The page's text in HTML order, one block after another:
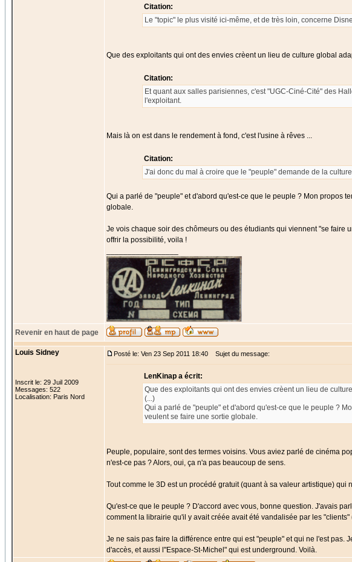
Citation:
Le "topic" le plus visité ici-même, et de très loin, concerne
Que des exploitants qui ont des envies crèent un lieu de culture global
Citation:
Et quant aux salles parisiennes, c'est "UGC-Ciné-Cité" des
l'exploitant.
Mais là on est dans le rendement à fond, c'est l'usine à rêves ...
Citation:
J'ai donc du mal à croire que le "peuple" demande de la
Qui a parlé de "peuple" et d'abord qu'est-ce que le peuple ? Mon propos
globale.
Je vois chaque soir des chômeurs ou des étudiants qui viennent "se
offrir la possibilité, voila !
Revenir en haut de page
Louis Sidney
Inscrit le: 29 Juil 2009
Messages: 522
Localisation: Paris Nord
Posté le: Ven 23 Sep 2011 18:40 Sujet du message:
LenKinap a écrit:
Que des exploitants qui ont des envies crèent un lieu de
(...)
Qui a parlé de "peuple" et d'abord qu'est-ce que le peuple ?
veulent se faire une sortie globale.
Peuple, populaire, sont des termes voisins. Vous aviez parlé de cinéma
n'est-ce pas ? Alors, oui, ça n'a pas beaucoup de sens.
Tout comme le 3D est un procédé gratuit (quant à sa valeur artistique) qui
Qu'est-ce que le peuple ? D'accord avec vous, bonne question. J'avais
comment la librairie qu'il y avait créée avait été vandalisée par les
Je ne sais pas faire la différence entre qui est "peuple" et qui ne l'est
d'accès, et aussi l"Espace-St-Michel" qui est underground. Voilà.